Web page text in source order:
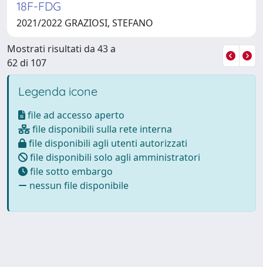
18F-FDG
2021/2022 GRAZIOSI, STEFANO
Mostrati risultati da 43 a
62 di 107
Legenda icone
file ad accesso aperto
file disponibili sulla rete interna
file disponibili agli utenti autorizzati
file disponibili solo agli amministratori
file sotto embargo
nessun file disponibile